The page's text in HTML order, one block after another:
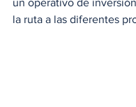
un operativo de
la ruta a las diferentes